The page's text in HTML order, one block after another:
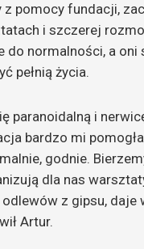
z pomocy fundacji,
i szczerej
do normalności, a
pełnią życia.
paranoidalną i
bardzo mi
godnie.
dla nas
z gipsu,
Artur.